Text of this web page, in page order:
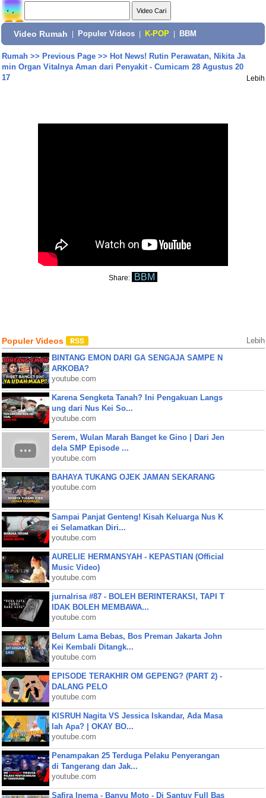
Video Rumah Populer Videos K-POP BBM
Rumah>> Previous Page>> Hot News! Rutin Perawatan, Nikita Ja
min Organ Vitalnya Aman dari Penyakit - Cumicam 28 Agustus 20
17
Lebih
Share: BBM
Populer Videos Lebih
BINTANG EMON DARI GA SENGAJA SAMPE N
ARKOBA?
youtube.com
Karena Sengketa Tanah? Ini Pengakuan Langs
ung dari Nus Kei So...
youtube.com
Serem, Wulan Marah Banget ke Gino | Dari Jen
dela SMP Episode ...
youtube.com
BAHAYA TUKANG OJEK JAMAN SEKARANG
youtube.com
Sampai Panjat Genteng! Kisah Keluarga Nus K
ei Selamatkan Diri...
youtube.com
AURELIE HERMANSYAH - KEPASTIAN (Official
Music Video)
youtube.com
jurnalrisa #87 - BOLEH BERINTERAKSI, TAPI T
IDAK BOLEH MEMBAWA...
youtube.com
Belum Lama Bebas, Bos Preman Jakarta John
Kei Kembali Ditangk...
youtube.com
EPISODE TERAKHIR OM GEPENG? (PART 2) -
DALANG PELO
youtube.com
KISRUH Nagita VS Jessica Iskandar, Ada Masa
lah Apa? | OKAY BO...
youtube.com
Penampakan 25 Terduga Pelaku Penyerangan
di Tangerang dan Jak...
youtube.com
Safira Inema - Banyu Moto - Dj Santuy Full Bas